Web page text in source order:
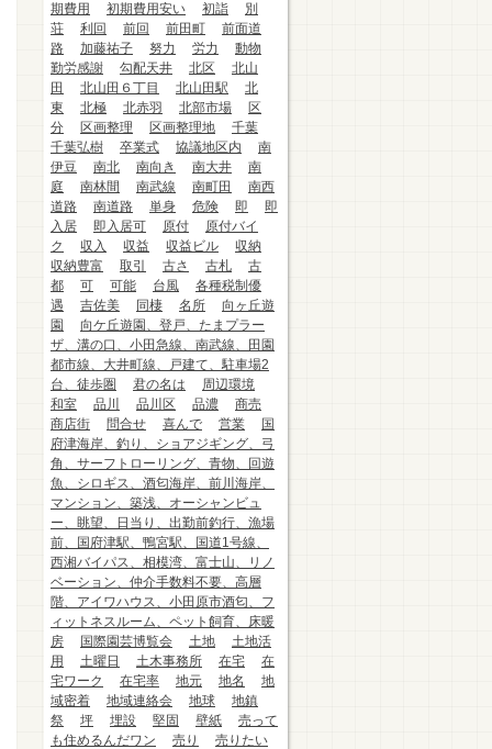
期費用
初期費用安い 初詣
別
荘
利回 前回 前田町
前面道
路
加藤祐子 努力 労力
動物
勤労感謝
勾配天井 北区
北山
田
北山田６丁目 北山田駅
北
東
北極 北赤羽 北部市場
区
分
区画整理 区画整理地
千葉
千葉弘樹
卒業式 協議地区内
南
伊豆
南北 南向き 南大井
南
庭
南林間 南武線 南町田
南西
道路
南道路 単身 危険 即
即
入居
即入居可 原付
原付バイ
ク
収入 収益 収益ビル
収納
収納豊富
取引 古さ 古札
古
都
可 可能 台風
各種税制優
遇
吉佐美 同棲 名所
向ヶ丘遊
園
向ケ丘遊園、登戸、たまプラー
ザ、溝の口、小田急線、南武線、田園
都市線、大井町線、戸建て、駐車場2
台、徒歩圏
君の名は
周辺環境
和室
品川 品川区 品濃
商売
商店街
問合せ 喜んで 営業
国
府津海岸、釣り、ショアジギング、弓
角、サーフトローリング、青物、回遊
魚、シロギス、酒匂海岸、前川海岸、
マンション、築浅、オーシャンビュ
ー、眺望、日当り、出勤前釣行、漁場
前、国府津駅、鴨宮駅、国道1号線、
西湘バイパス、相模湾、富士山、リノ
ベーション、仲介手数料不要、高層
階、アイワハウス、小田原市酒匂、フ
ィットネスルーム、ペット飼育、床暖
房
国際園芸博覧会 土地
土地活
用
土曜日 土木事務所 在宅
在
宅ワーク
在宅率 地元 地名
地
域密着
地域連絡会 地球
地鎮
祭
坪 埋設 堅固 壁紙
売って
も住めるんだワン
売り
売りたい